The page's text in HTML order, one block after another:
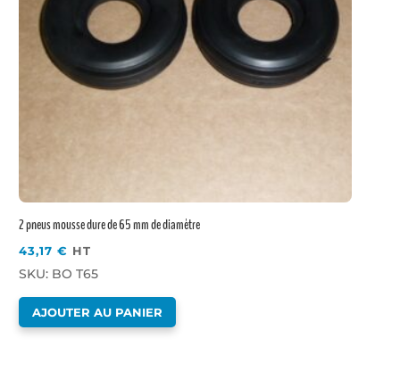
2 pneus mousse dure de 65 mm de diamètre
43,17€ HT
SKU: BO T65
AJOUTER AU PANIER